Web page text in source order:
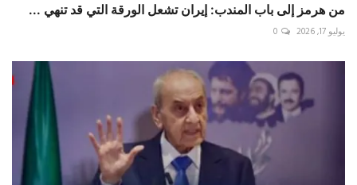
من هرمز إلى باب المندب: إيران تشعل الورقة التي قد تنهي ...
يوليو 17, 2026 0